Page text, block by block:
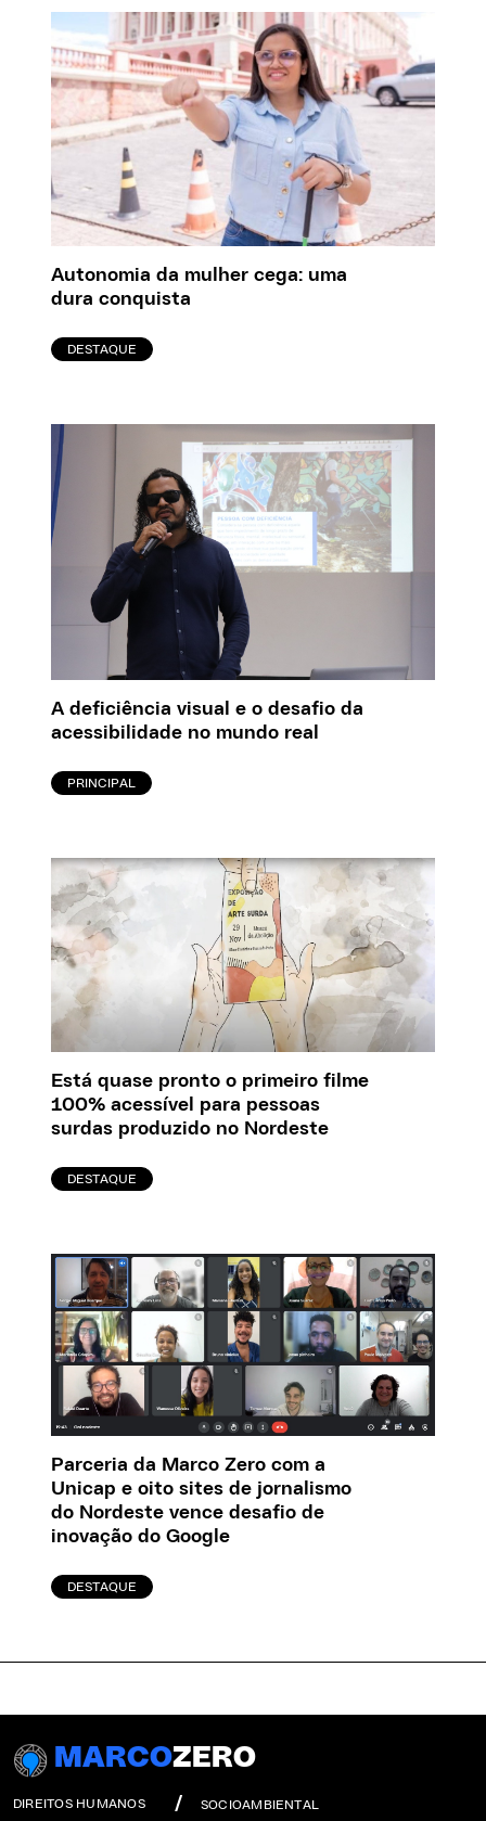
Autonomia da mulher cega: uma
dura conquista
DESTAQUE
A deficiência visual e o desafio da
acessibilidade no mundo real
PRINCIPAL
Está quase pronto o primeiro filme
100% acessível para pessoas
surdas produzido no Nordeste
DESTAQUE
Parceria da Marco Zero com a
Unicap e oito sites de jornalismo
do Nordeste vence desafio de
inovação do Google
DESTAQUE
MARCOZERO
DIREITOS HUMANOS SOCIOAMBIENTAL